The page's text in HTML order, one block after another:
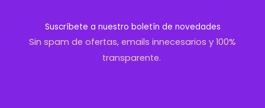
Suscríbete a nuestro boletín de novedades
Sin spam de ofertas, emails innecesarios y 100%
transparente.